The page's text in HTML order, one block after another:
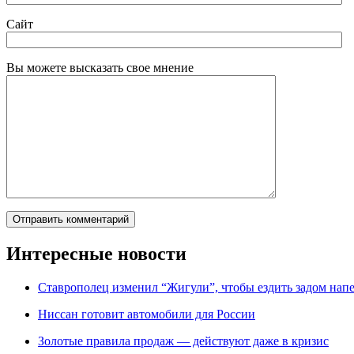
Сайт
Вы можете высказать свое мнение
Интересные новости
Ставрополец изменил “Жигули”, чтобы ездить задом
Ниссан готовит автомобили для России
Зoлoтые прaвилa продаж — действуют даже в кризис